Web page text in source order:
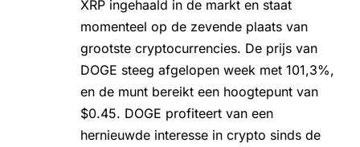
XRP ingehaald in de markt en staat
momenteel op de zevende plaats van
grootste cryptocurrencies. De prijs van
DOGE steeg afgelopen week met 101,3%,
en de munt bereikt een hoogtepunt van
$0.45. DOGE profiteert van een
hernieuwde interesse in crypto sinds de